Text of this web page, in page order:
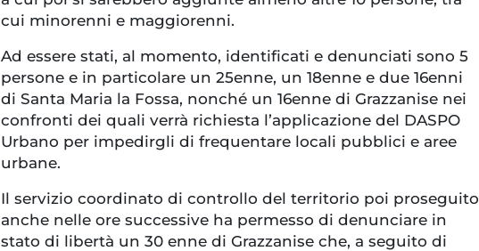
cui minorenni e maggiorenni.
Ad essere stati, al momento, identificati e denunciati sono 5
persone e in particolare un 25enne, un 18enne e due 16enni
di Santa Maria la Fossa, nonché un 16enne di Grazzanise nei
confronti dei quali verrà richiesta l’applicazione del DASPO
Urbano per impedirgli di frequentare locali pubblici e aree
urbane.
Il servizio coordinato di controllo del territorio poi proseguito
anche nelle ore successive ha permesso di denunciare in
stato di libertà un 30 enne di Grazzanise che, a seguito di